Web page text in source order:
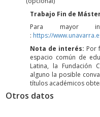
Trabajo Fin de
Para mayor
: https://
Nota de interés: Por
espacio común de
Latina, la Fundación
alguno la posible
títulos académicos
Otros datos